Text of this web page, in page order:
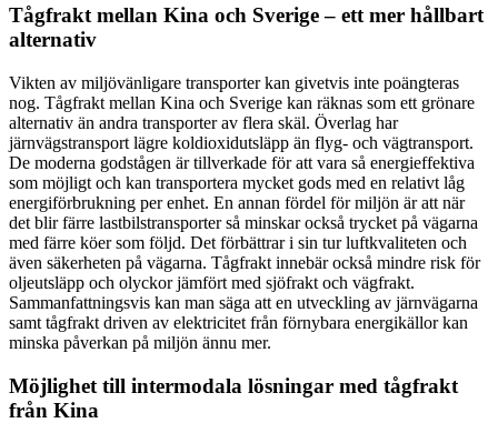
Tågfrakt mellan Kina och Sverige – ett mer hållbart
alternativ
Vikten av miljövänligare transporter kan givetvis inte poängteras
nog. Tågfrakt mellan Kina och Sverige kan räknas som ett grönare
alternativ än andra transporter av flera skäl. Överlag har
järnvägstransport lägre koldioxidutsläpp än flyg- och vägtransport.
De moderna godstågen är tillverkade för att vara så energieffektiva
som möjligt och kan transportera mycket gods med en relativt låg
energiförbrukning per enhet. En annan fördel för miljön är att när
det blir färre lastbilstransporter så minskar också trycket på vägarna
med färre köer som följd. Det förbättrar i sin tur luftkvaliteten och
även säkerheten på vägarna. Tågfrakt innebär också mindre risk för
oljeutsläpp och olyckor jämfört med sjöfrakt och vägfrakt.
Sammanfattningsvis kan man säga att en utveckling av järnvägarna
samt tågfrakt driven av elektricitet från förnybara energikällor kan
minska påverkan på miljön ännu mer.
Möjlighet till intermodala lösningar med tågfrakt
från Kina